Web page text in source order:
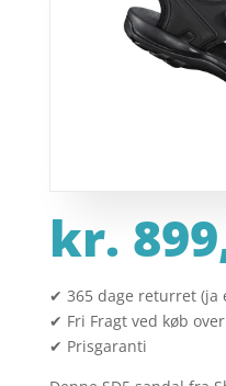
kr.
✔ 365 dage returret (ja
✔ Fri Fragt ved køb
✔ Prisgaranti